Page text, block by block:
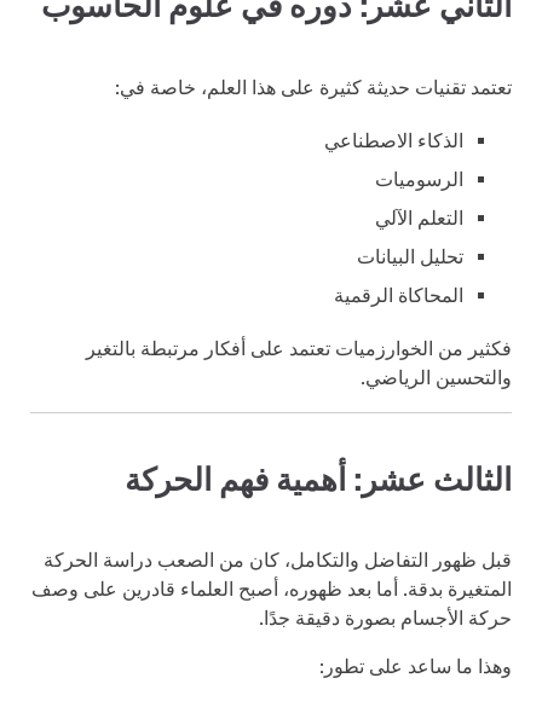
تعتمد تقنيات حديثة كثيرة على هذا العلم، خاصة في:
الذكاء الاصطناعي
الرسوميات
التعلم الآلي
تحليل البيانات
المحاكاة الرقمية
فكثير من الخوارزميات تعتمد على أفكار مرتبطة بالتغير
والتحسين الرياضي.
الثالث عشر: أهمية فهم الحركة
قبل ظهور التفاضل والتكامل، كان من الصعب دراسة الحركة
المتغيرة بدقة. أما بعد ظهوره، أصبح العلماء قادرين على وصف
حركة الأجسام بصورة دقيقة جدًا.
وهذا ما ساعد على تطور: